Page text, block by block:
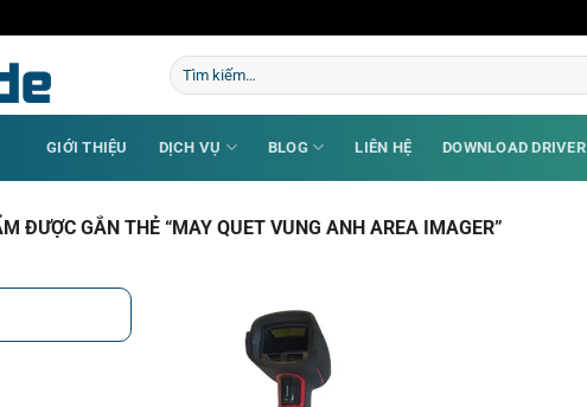
Tìm
kiếm:
GIỚI THIỆU DỊCH VỤ BLOG LIÊN HỆ DOWNLOAD DRIVER
ĐƯỢC GẮN THẺ “MAY QUET VUNG ANH AREA IMAGER”